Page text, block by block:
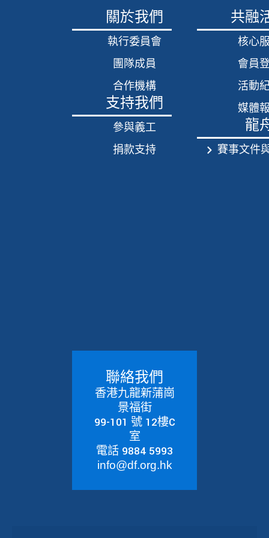
關於我們
執行委員會
團隊成員
合作機構
支持我們
參與義工
捐款支持
共融
核心
會員
活動
媒體
龍
賽事文件
聯絡我們
香港九龍新蒲崗
景福街
99-101 號 12樓C
室
電話 9884 5993
info@df.org.hk